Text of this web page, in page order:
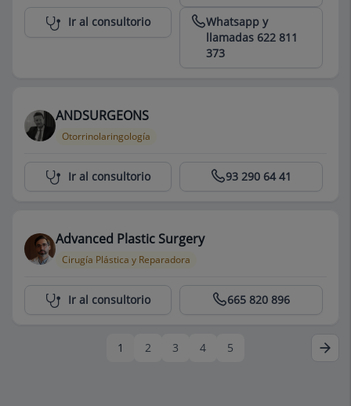
Whatsapp y
llamadas 622 811
373
Ir al consultorio
ANDSURGEONS
Otorrinolaringología
Centro Médico Teknon 93 290 64 41
Ir al consultorio
Advanced Plastic Surgery
Cirugía Plástica y Reparadora
Centro Médico Teknon 665 820 896
Ir al consultorio
1 2 3 4 5